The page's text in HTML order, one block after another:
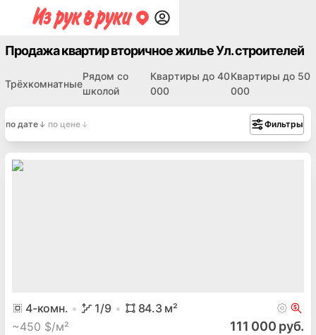
Продажа квартир вторичное жилье Ул. строителей
Трёхкомнатные
Рядом со
школой
Квартиры до 40
000
Квартиры до 50
000
по дате по цене Фильтры
4-комн. 1/9 84.3м²
~450 $/м² 111 000 руб.